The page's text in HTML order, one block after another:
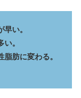
い。
。
肪に変わる。